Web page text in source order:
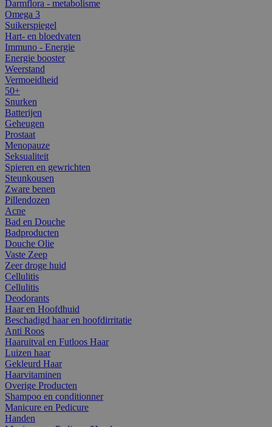
Darmflora - metabolisme
Omega 3
Suikerspiegel
Hart- en bloedvaten
Immuno - Energie
Energie booster
Weerstand
Vermoeidheid
50+
Snurken
Batterijen
Geheugen
Prostaat
Menopauze
Seksualiteit
Spieren en gewrichten
Steunkousen
Zware benen
Pillendozen
Acne
Bad en Douche
Badproducten
Douche Olie
Vaste Zeep
Zeer droge huid
Cellulitis
Cellulitis
Deodorants
Haar en Hoofdhuid
Beschadigd haar en hoofdirritatie
Anti Roos
Haaruitval en Futloos Haar
Luizen haar
Gekleurd Haar
Haarvitaminen
Overige Producten
Shampoo en conditionner
Manicure en Pedicure
Handen